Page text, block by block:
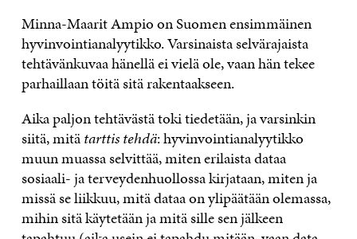
Minna-Maarit Ampio on Suomen ensimmäinen
hyvinvointianalyytikko. Varsinaista selvärajaista
tehtävänkuvaa hänellä ei vielä ole, vaan hän tekee
parhaillaan töitä sitä rakentaakseen.
Aika paljon tehtävästä toki tiedetään, ja varsinkin
siitä, mitätarttis tehdä: hyvinvointianalyytikko
muun muassa selvittää, miten erilaista dataa
sosiaali- ja terveydenhuollossa kirjataan, miten ja
missä se liikkuu, mitä dataa on ylipäätään olemassa,
mihin sitä käytetään ja mitä sille sen jälkeen